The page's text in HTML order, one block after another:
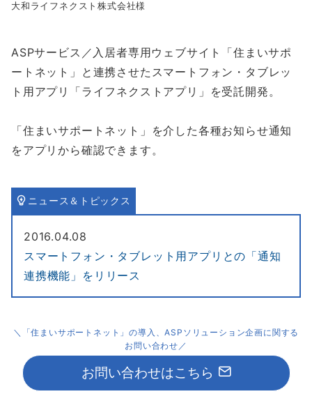
大和ライフネクスト株式会社様
ASPサービス／入居者専用ウェブサイト「住まいサポ
ートネット」と連携させたスマートフォン・タブレッ
ト用アプリ「ライフネクストアプリ」を受託開発。
「住まいサポートネット」を介した各種お知らせ通知
をアプリから確認できます。
ニュース＆トピックス
2016.04.08
スマートフォン・タブレット用アプリとの「通知
連携機能」をリリース
＼「住まいサポートネット」の導入、ASPソリューション企画に関する
お問い合わせ／
お問い合わせはこちら